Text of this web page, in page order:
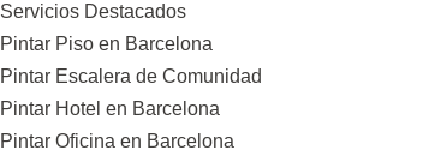
Servicios Destacados
Pintar Piso en Barcelona
Pintar Escalera de Comunidad
Pintar Hotel en Barcelona
Pintar Oficina en Barcelona